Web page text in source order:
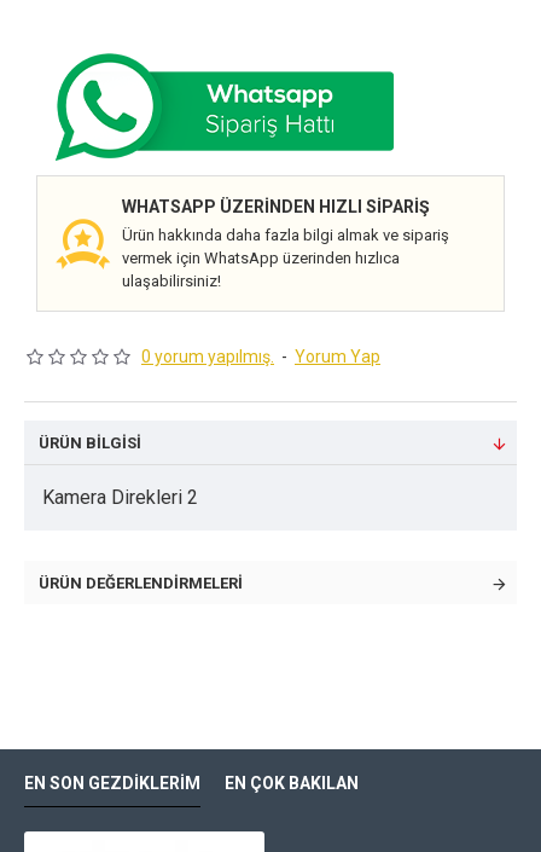
WHATSAPP ÜZERINDEN HIZLI SIPARIŞ
Ürün hakkında daha fazla bilgi almak ve sipariş
vermek için WhatsApp üzerinden hızlıca
ulaşabilirsiniz!
0 yorum yapılmış. - Yorum Yap
ÜRÜN BILGISI
Kamera Direkleri 2
ÜRÜN DEĞERLENDIRMELERI
EN SON GEZDIKLERIM EN ÇOK BAKILAN